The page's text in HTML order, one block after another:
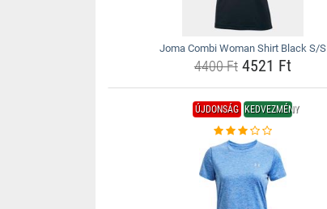
Joma Combi Woman Shirt Black S/S
4400 Ft4521 Ft
ÚJDONSÁG KEDVEZMÉNY